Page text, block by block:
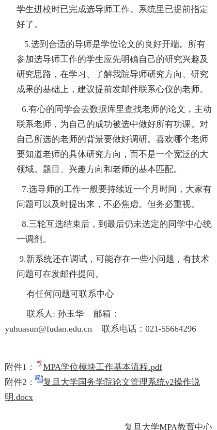
学生进校时已完成选导师工作。系统里已提前指定
好了。
5.选到合适的导师是学位论文的良好开端。所有
参加选导师工作的学生应先明确自己的研究兴趣及
研究思路，在学习、了解我院导师研究方向、研究
成果的基础上，建议提前发邮件联系心仪的老师。
6.有心的同学会去数据库里查找老师的论文，主动
联系老师，为自己的成功被选中做好所有功课。对
自己所选的老师的背景要做好调研。喜欢哪个老师
要知道老师的具体研究方向，而不是一个宽泛的大
领域。题目、兴趣方向和老师的基本匹配。
7.选导师的工作一般要持续近一个月时间，大家有
问题可以及时提出来，不必焦虑。但务必重视。
8.三轮互选结束后，到最后仍未选定的同学中心统
一调剂。
9.新系统还在调试，可能存在一些小问题，有技术
问题可在发邮件提问。
有任何问题可联系中心
联系人: 孙玉华 邮箱：
yuhuasun@fudan.edu.cn 联系电话：021-55664296
附件1：
MPA学位模块工作基本流程.pdf
附件2：
复旦大学国务学院论文管理系统v2操作说
明.docx
复旦大学MPA教育中心